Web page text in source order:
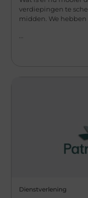
verdiepingen te
midden. We hebben
Dienstverlening